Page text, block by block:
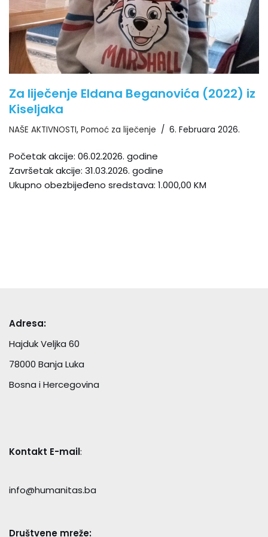
Za liječenje Eldana Beganovića (2022) iz
Kiseljaka
NAŠE AKTIVNOSTI, Pomoć za liječenje 6. Februara 2026.
Početak akcije: 06.02.2026. godine
Završetak akcije: 31.03.2026. godine
Ukupno obezbijeđeno sredstava: 1.000,00 KM
Adresa:
Hajduk Veljka 60
78000 Banja Luka
Bosna i Hercegovina
Kontakt E-mail:
info@humanitas.ba
Društvene mreže: